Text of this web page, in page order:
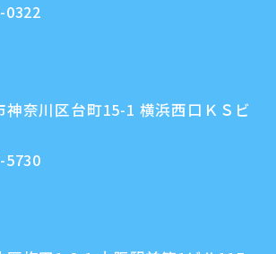
0322
神奈川区台町15-1 横浜西口ＫＳビ
5730